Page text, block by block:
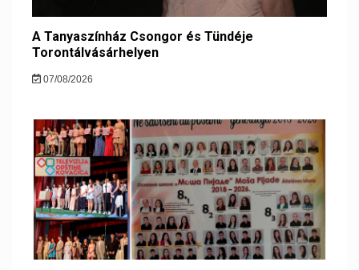
A Tanyaszínház Csongor és Tündéje
Torontálvásárhelyen
07/08/2026